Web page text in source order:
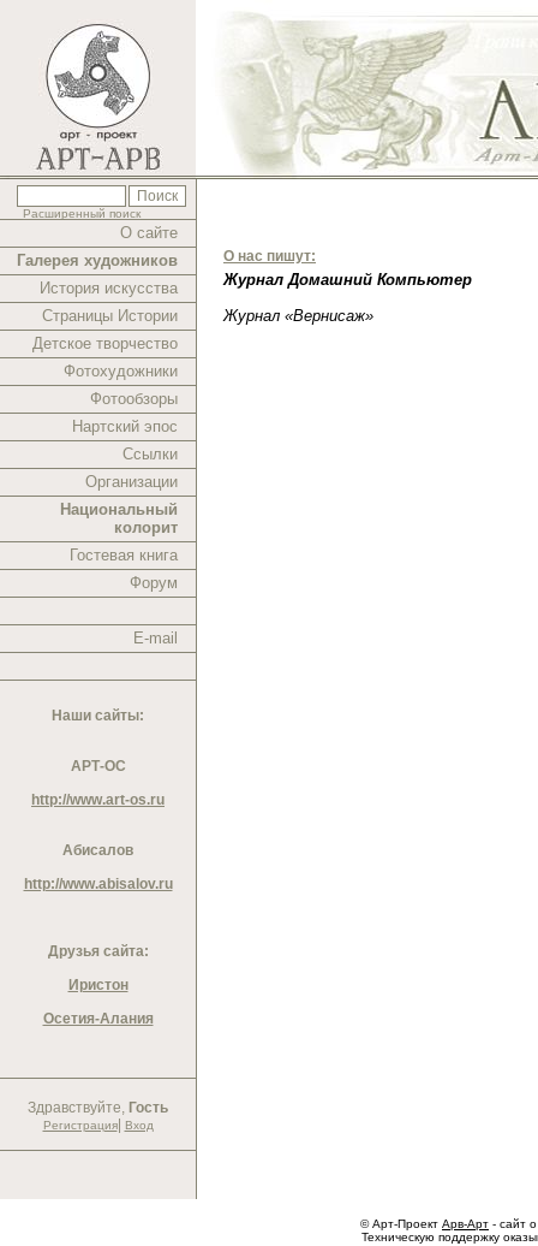
Расширенный поиск
О сайте
Галерея художников
История искусства
Страницы Истории
Детское творчество
Фотохудожники
Фотообзоры
Нартский эпос
Ссылки
Организации
Национальный
колорит
Гостевая книга
Форум
E-mail
Наши сайты:
АРТ-ОС
http://www.art-os.ru
Абисалов
http://www.abisalov.ru
Друзья сайта:
Иристон
Осетия-Алания
Здравствуйте, Гость
Регистрация| Вход
О нас пишут:
Журнал Домашний Компьютер
Журнал «Вернисаж»
© Арт-Проект Арв-Арт - сайт
Техническую поддержку